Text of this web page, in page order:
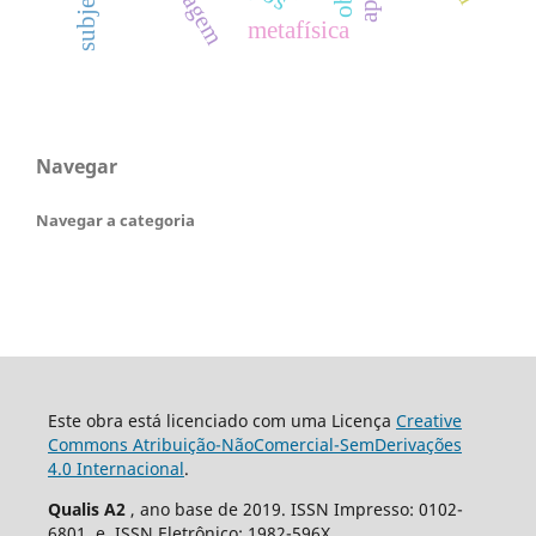
metafísica
Navegar
Navegar a categoria
Este obra está licenciado com uma Licença Creative
Commons Atribuição-NãoComercial-SemDerivações
4.0 Internacional.
Qualis A2 , ano base de 2019. ISSN Impresso: 0102-